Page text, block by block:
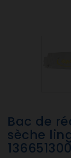
Bac de
sèche